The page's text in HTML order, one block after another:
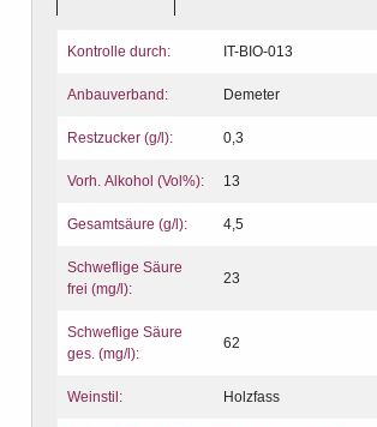
Kontrolle durch: IT-BIO-013
Anbauverband: Demeter
Restzucker (g/l): 0,3
Vorh. Alkohol (Vol%): 13
Gesamtsäure (g/l): 4,5
Schweflige Säure
frei (mg/l):
23
Schweflige Säure
ges. (mg/l):
62
Weinstil: Holzfass